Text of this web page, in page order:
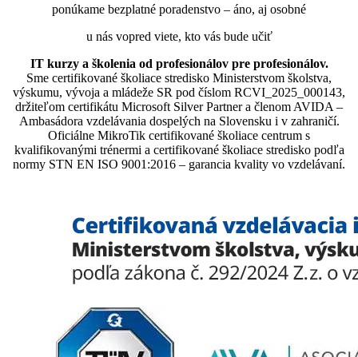
ponúkame bezplatné poradenstvo – áno, aj osobné
u nás vopred viete, kto vás bude učiť
IT kurzy a školenia od profesionálov pre profesionálov.
Sme certifikované školiace stredisko Ministerstvom školstva,
výskumu, vývoja a mládeže SR pod číslom RCVI_2025_000143,
držiteľom certifikátu Microsoft Silver Partner a členom AVIDA –
Ambasádora vzdelávania dospelých na Slovensku i v zahraničí.​​​​​​​​​​​​​​​​
Oficiálne MikroTik certifikované školiace centrum s
kvalifikovanými trénermi ​​​​​​​​​​a certifikované školiace stredisko podľa
normy STN EN ISO 9001:2016 – garancia kvality vo vzdelávaní.